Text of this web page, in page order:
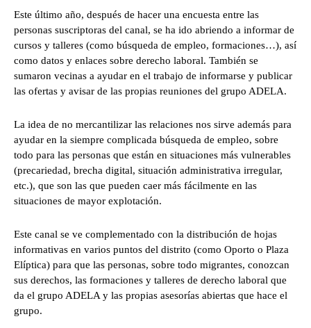
Este último año, después de hacer una encuesta entre las
personas suscriptoras del canal, se ha ido abriendo a informar de
cursos y talleres (como búsqueda de empleo, formaciones…), así
como datos y enlaces sobre derecho laboral. También se
sumaron vecinas a ayudar en el trabajo de informarse y publicar
las ofertas y avisar de las propias reuniones del grupo ADELA.
La idea de no mercantilizar las relaciones nos sirve además para
ayudar en la siempre complicada búsqueda de empleo, sobre
todo para las personas que están en situaciones más vulnerables
(precariedad, brecha digital, situación administrativa irregular,
etc.), que son las que pueden caer más fácilmente en las
situaciones de mayor explotación.
Este canal se ve complementado con la distribución de hojas
informativas en varios puntos del distrito (como Oporto o Plaza
Elíptica) para que las personas, sobre todo migrantes, conozcan
sus derechos, las formaciones y talleres de derecho laboral que
da el grupo ADELA y las propias asesorías abiertas que hace el
grupo.